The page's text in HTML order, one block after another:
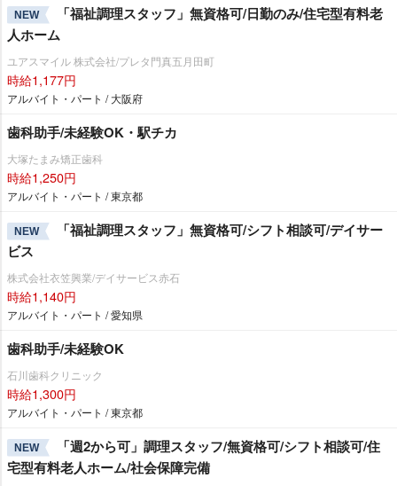
NEW
「福祉調理スタッフ」無資格可/日勤のみ/住宅型有料老
人ホーム
ユアスマイル 株式会社/プレタ門真五月田町
時給1,177円
アルバイト・パート / 大阪府
歯科助手/未経験OK・駅チカ
大塚たまみ矯正歯科
時給1,250円
アルバイト・パート / 東京都
NEW
「福祉調理スタッフ」無資格可/シフト相談可/デイサー
ビス
株式会社衣笠興業/デイサービス赤石
時給1,140円
アルバイト・パート / 愛知県
歯科助手/未経験OK
石川歯科クリニック
時給1,300円
アルバイト・パート / 東京都
NEW
「週2から可」調理スタッフ/無資格可/シフト相談可/住
宅型有料老人ホーム/社会保障完備